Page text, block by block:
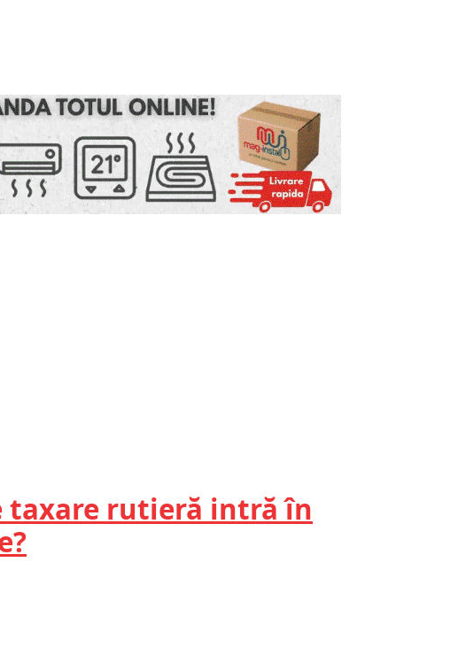
taxare rutieră intră în